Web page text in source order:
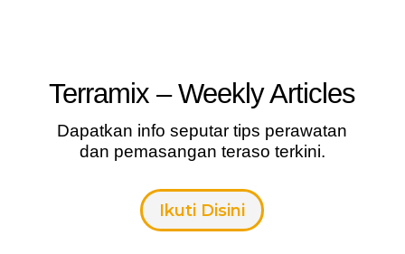
Terramix – Weekly Articles
Dapatkan info seputar tips perawatan
dan pemasangan teraso terkini.
Ikuti Disini